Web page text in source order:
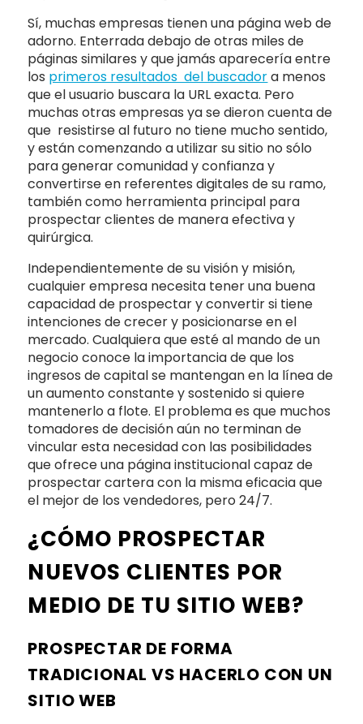
Sí, muchas empresas tienen una página web de
adorno. Enterrada debajo de otras miles de
páginas similares y que jamás aparecería entre
los primeros resultados del buscadora menos
que el usuario buscara la URL exacta. Pero
muchas otras empresas ya se dieron cuenta de
que resistirse al futuro no tiene mucho sentido,
y están comenzando a utilizar su sitio no sólo
para generar comunidad y confianza y
convertirse en referentes digitales de su ramo,
también como herramienta principal para
prospectar clientes de manera efectiva y
quirúrgica.
Independientemente de su visión y misión,
cualquier empresa necesita tener una buena
capacidad de prospectar y convertir si tiene
intenciones de crecer y posicionarse en el
mercado. Cualquiera que esté al mando de un
negocio conoce la importancia de que los
ingresos de capital se mantengan en la línea de
un aumento constante y sostenido si quiere
mantenerlo a flote. El problema es que muchos
tomadores de decisión aún no terminan de
vincular esta necesidad con las posibilidades
que ofrece una página institucional capaz de
prospectar cartera con la misma eficacia que
el mejor de los vendedores, pero 24/7.
¿CÓMO PROSPECTAR
NUEVOS CLIENTES POR
MEDIO DE TU SITIO WEB?
PROSPECTAR DE FORMA
TRADICIONAL VS HACERLO CON UN
SITIO WEB